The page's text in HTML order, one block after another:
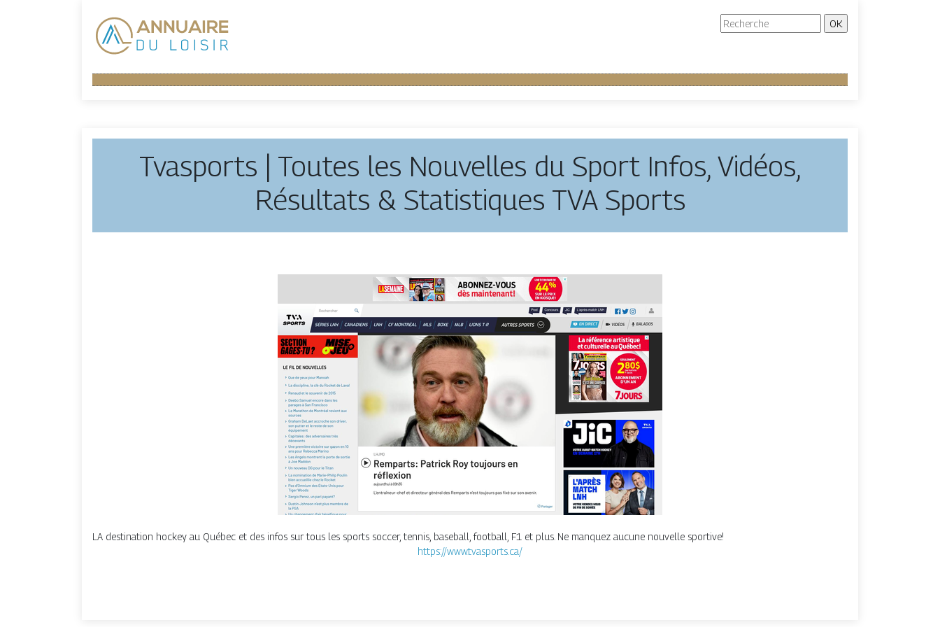
Tvasports | Toutes les Nouvelles du Sport Infos, Vidéos,
Résultats & Statisti­ques TVA Sports
LA destination hockey au Québec et des infos sur tous les sports soccer, tennis, baseball, football, F1 et plus. Ne manquez aucune nouvelle sportive!
https://www.tvasports.ca/